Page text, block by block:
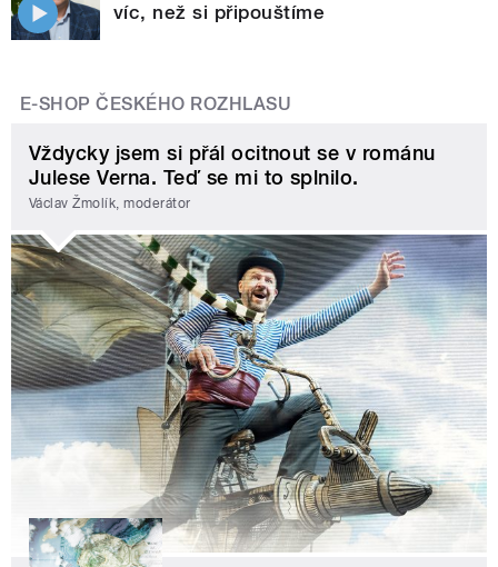
víc, než si připouštíme
E-SHOP ČESKÉHO ROZHLASU
Vždycky jsem si přál ocitnout se v románu
Julese Verna. Teď se mi to splnilo.
Václav Žmolík, moderátor